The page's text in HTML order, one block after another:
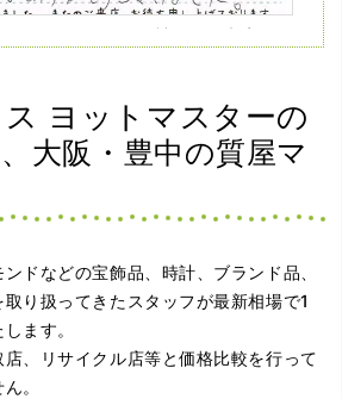
トの口コミを見て神戸から来店。天
店を4店巡りましたがマルカさんが一
合わせから非常に分かり易く、安心
、思ったよりも高額だったので助か
ス ヨットマスターの
大阪・豊中の質屋マ
ドなどの宝飾品、時計、ブランド品、
り扱ってきたスタッフが最新相場で1
ます。
、リサイクル店等と価格比較を行って
。